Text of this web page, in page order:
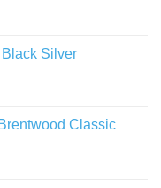
Silver
Classic